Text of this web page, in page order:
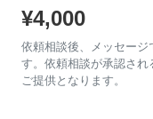
¥4,000
依頼相談後、メッセージ
す。依頼相談が承認さ
ご提供となります。